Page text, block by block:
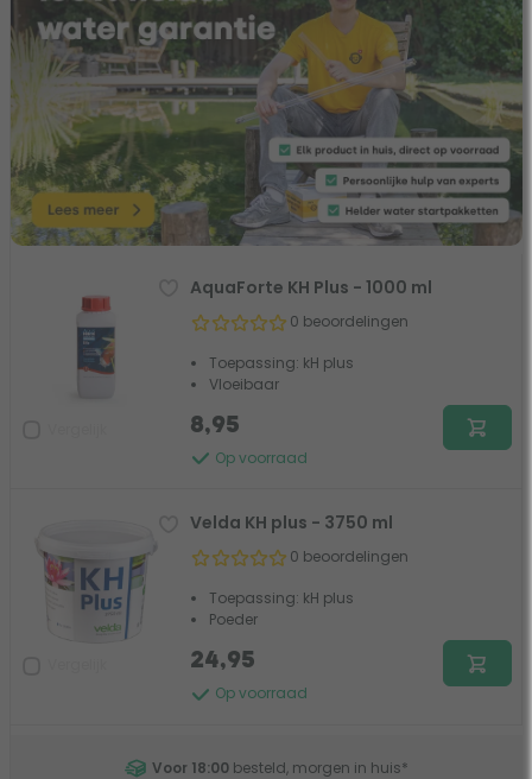
AquaForte KH Plus - 1000 ml
0 beoordelingen
Toepassing: kH plus
Vloeibaar
Op voorraad
8,95
Velda KH plus - 3750 ml
0 beoordelingen
Toepassing: kH plus
Poeder
Op voorraad
24,95
Voor 18:00 besteld, morgen in huis*